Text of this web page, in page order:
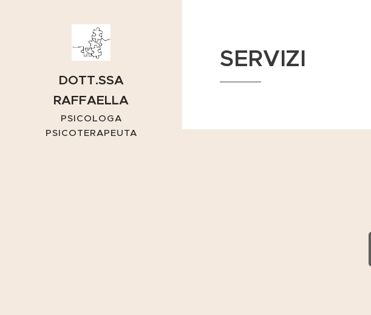
DOTT.SSA
RAFFAELLA
CAPUANO
PSICOLOGA
PSICOTERAPEUTA
SERVIZI